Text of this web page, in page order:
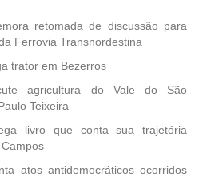
retomada de discussão para
Ferrovia Transnordestina
trator em Bezerros
agricultura do Vale do São
Teixeira
livro que conta sua trajetória
atos antidemocráticos ocorridos